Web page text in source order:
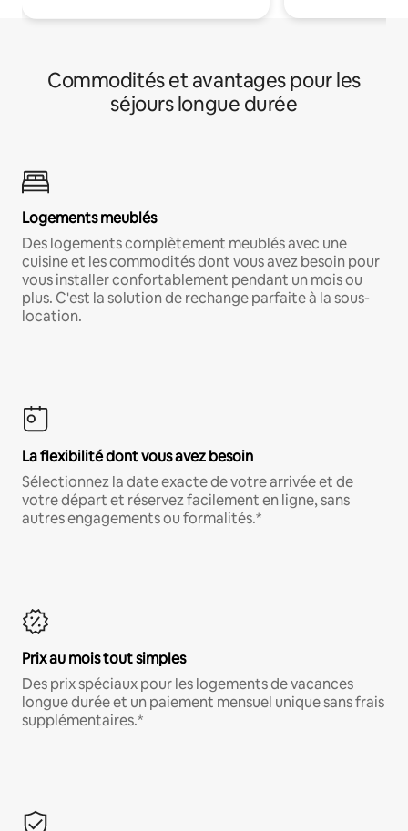
Commodités et avantages pour les
séjours longue durée
Logements meublés
Des logements complètement meublés avec une
cuisine et les commodités dont vous avez besoin pour
vous installer confortablement pendant un mois ou
plus. C'est la solution de rechange parfaite à la sous-
location.
La flexibilité dont vous avez besoin
Sélectionnez la date exacte de votre arrivée et de
votre départ et réservez facilement en ligne, sans
autres engagements ou formalités.*
Prix au mois tout simples
Des prix spéciaux pour les logements de vacances
longue durée et un paiement mensuel unique sans frais
supplémentaires.*